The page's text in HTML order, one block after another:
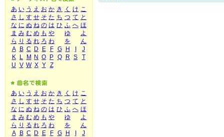
あ い う え お か き く け こ
さ し す せ そ た ち つ て と
な に ぬ ね の は ひ ふ へ ほ
ま み む め も や ゆ
よ
ら り る れ ろ わ を
ん
A
B C D E F G H
J
K
L M N O P Q R S
T
U V W X Y Z
あ い う え お か き く け こ
さ し す せ そ た ち つ て と
な に ぬ ね の は ひ ふ へ ほ
ま み む め も や ゆ
よ
ら り る れ ろ わ を
ん
A
B C D E F G H
J